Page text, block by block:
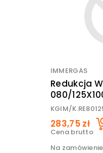
IMMERGAS
Redukcja
080/
KGIM/
283,75 zł
Cena brutto
Na zamówienie